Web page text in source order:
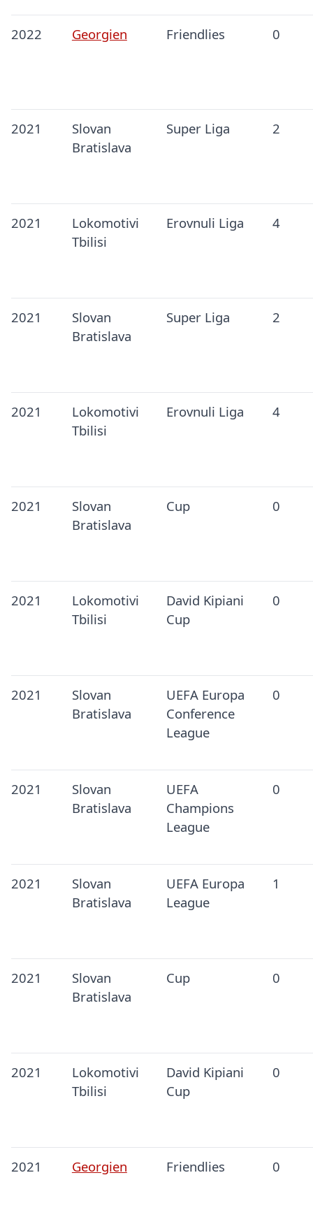
2022 Georgien Friendlies 0
2021
Slovan
Bratislava
Super Liga 2
2021
Lokomotivi
Tbilisi
Erovnuli Liga 4
2021
Slovan
Bratislava
Super Liga 2
2021
Lokomotivi
Tbilisi
Erovnuli Liga 4
2021
Slovan
Bratislava
Cup 0
2021
Lokomotivi
Tbilisi
David Kipiani
Cup
0
2021
Slovan
Bratislava
UEFA Europa
Conference
League
0
2021
Slovan
Bratislava
UEFA
Champions
League
0
2021
Slovan
Bratislava
UEFA Europa
League
1
2021
Slovan
Bratislava
Cup 0
2021
Lokomotivi
Tbilisi
David Kipiani
Cup
0
2021 Georgien Friendlies 0